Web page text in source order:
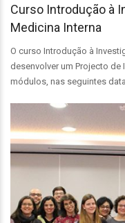
Curso Introdução à
Medicina Interna
O curso Introdução à
desenvolver um Projecto
módulos, nas seguintes